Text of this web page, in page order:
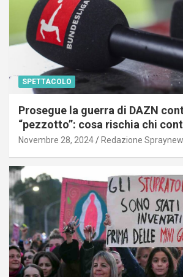
SPETTACOLO
Prosegue la guerra di DAZN
“pezzotto”: cosa rischia chi
Novembre 28, 2024 Redazione